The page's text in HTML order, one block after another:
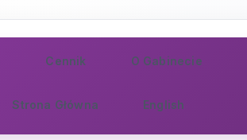
Cennik O Gabinecie
Strona Główna English